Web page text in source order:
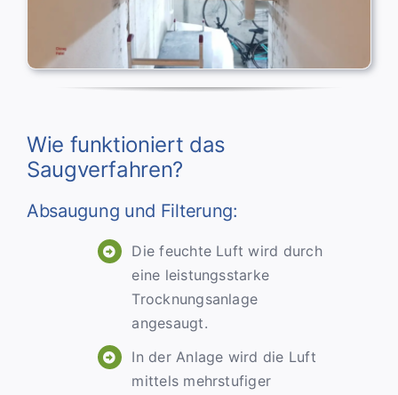
Wie funktioniert das
Saugverfahren?
Absaugung und Filterung:
Die feuchte Luft wird durch
eine leistungsstarke
Trocknungsanlage
angesaugt.
In der Anlage wird die Luft
mittels mehrstufiger